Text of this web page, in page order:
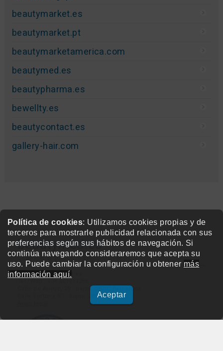
Política de cookies: Utilizamos cookies propias y de
terceros para mostrarle publicidad relacionada con sus
preferencias según sus hábitos de navegación. Si
continúa navegando consideraremos que acepta su
uso. Puede cambiar la configuración u obtener más
información aquí.
Aceptar
beautymarket.es
beautymarket.pt
beautymarketamerica.com
beautymed.es
beautypharma.es
bewellty.es
beautycontact.es
gallery-hair.com
beautymed.es
Copyright © 2015-2026 BeautyMarket S.L.
info@beautymarket.es
Calle de Avinyó, 29 - bajos. 08002 Barcelona
Calle Fortuny, 51 - bajos. 28010 Madrid